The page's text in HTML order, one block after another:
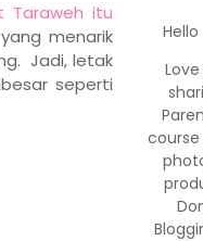
Taraweh itu
menarik
Jadi, letak
seperti